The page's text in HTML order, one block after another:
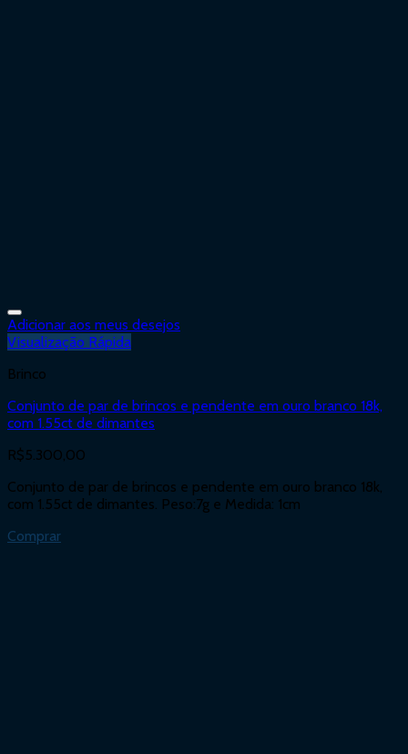
Adicionar aos meus desejos
Visualização Rápida
Brinco
Conjunto de par de brincos e pendente em ouro branco 18k,
com 1.55ct de dimantes
R$5.300,00
Conjunto de par de brincos e pendente em ouro branco 18k,
com 1.55ct de dimantes. Peso:7g e Medida: 1cm
Comprar